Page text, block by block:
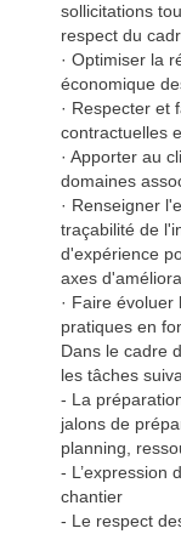
sollicitations
respect du
· Optimiser la
économique
· Respecter et
contractuelles
· Apporter au
domaines
· Renseigner
traçabilité de
d'expérience
axes
· Faire
pratiques en
Dans le cadre
les tâches
- La
jalons de
planning,
- L’expression
chantier
- Le respect